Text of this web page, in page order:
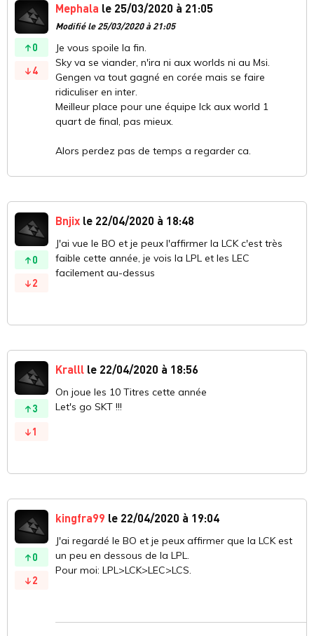
0
4
Mephala le 25/03/2020 à 21:05
Modifié le 25/03/2020 à 21:05
Je vous spoile la fin.
Sky va se viander, n'ira ni aux worlds ni au Msi.
Gengen va tout gagné en corée mais se faire
ridiculiser en inter.
Meilleur place pour une équipe lck aux world 1
quart de final, pas mieux.
Alors perdez pas de temps a regarder ca.
0
2
Bnjix le 22/04/2020 à 18:48
J'ai vue le BO et je peux l'affirmer la LCK c'est très
faible cette année, je vois la LPL et les LEC
facilement au-dessus
3
1
Kralll le 22/04/2020 à 18:56
On joue les 10 Titres cette année
Let's go SKT !!!
0
2
kingfra99 le 22/04/2020 à 19:04
J'ai regardé le BO et je peux affirmer que la LCK est
un peu en dessous de la LPL.
Pour moi: LPL>LCK>LEC>LCS.